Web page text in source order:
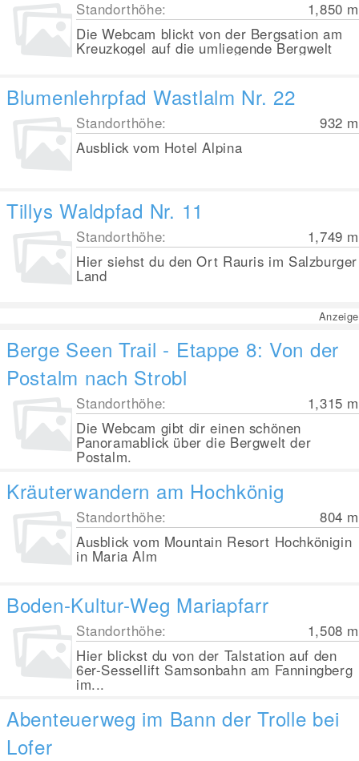
Standorthöhe: 1,850 m
Die Webcam blickt von der Bergsation am
Kreuzkogel auf die umliegende Bergwelt
Blumenlehrpfad Wastlalm Nr. 22
Standorthöhe: 932 m
Ausblick vom Hotel Alpina
Tillys Waldpfad Nr. 11
Standorthöhe: 1,749 m
Hier siehst du den Ort Rauris im Salzburger
Land
Anzeige
Berge Seen Trail - Etappe 8: Von der
Postalm nach Strobl
Standorthöhe: 1,315 m
Die Webcam gibt dir einen schönen
Panoramablick über die Bergwelt der
Postalm.
Kräuterwandern am Hochkönig
Standorthöhe: 804 m
Ausblick vom Mountain Resort Hochkönigin
in Maria Alm
Boden-Kultur-Weg Mariapfarr
Standorthöhe: 1,508 m
Hier blickst du von der Talstation auf den
6er-Sessellift Samsonbahn am Fanningberg
im...
Abenteuerweg im Bann der Trolle bei
Lofer